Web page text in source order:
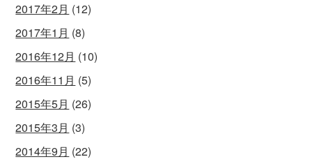
2017年2月 (12)
2017年1月 (8)
2016年12月 (10)
2016年11月 (5)
2015年5月 (26)
2015年3月 (3)
2014年9月 (22)